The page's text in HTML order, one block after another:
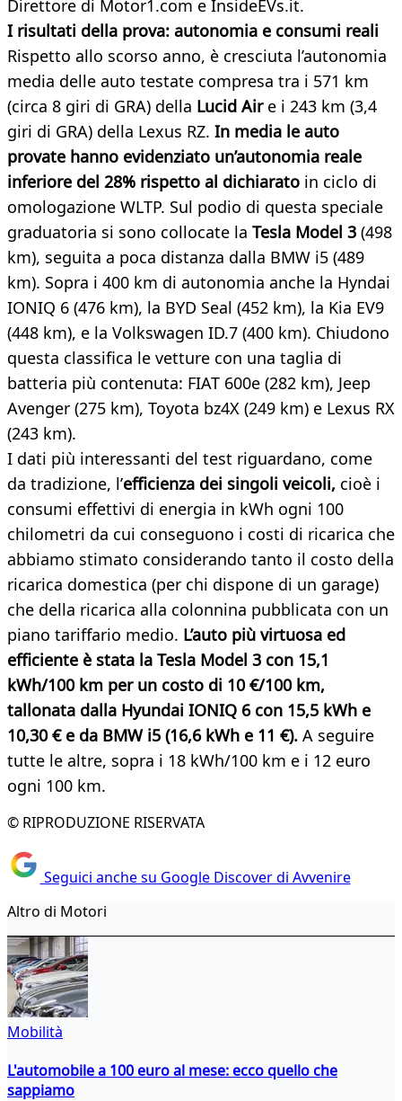
Direttore di Motor1.com e InsideEVs.it.
I risultati della prova: autonomia e consumi reali
Rispetto allo scorso anno, è cresciuta l’autonomia
media delle auto testate compresa tra i 571 km
(circa 8 giri di GRA) della Lucid Aire i 243 km (3,4
giri di GRA) della Lexus RZ. In media le auto
provate hanno evidenziato un’autonomia reale
inferiore del 28% rispetto al dichiarato in ciclo di
omologazione WLTP. Sul podio di questa speciale
graduatoria si sono collocate la Tesla Model 3 (498
km), seguita a poca distanza dalla BMW i5 (489
km). Sopra i 400 km di autonomia anche la Hyndai
IONIQ 6 (476 km), la BYD Seal (452 km), la Kia EV9
(448 km), e la Volkswagen ID.7 (400 km). Chiudono
questa classifica le vetture con una taglia di
batteria più contenuta: FIAT 600e (282 km), Jeep
Avenger (275 km), Toyota bz4X (249 km) e Lexus RX
(243 km).
I dati più interessanti del test riguardano, come
da tradizione, l’efficienza dei singoli veicoli, cioè i
consumi effettivi di energia in kWh ogni 100
chilometri da cui conseguono i costi di ricarica che
abbiamo stimato considerando tanto il costo della
ricarica domestica (per chi dispone di un garage)
che della ricarica alla colonnina pubblicata con un
piano tariffario medio. L’auto più virtuosa ed
efficiente è stata la Tesla Model 3 con 15,1
kWh/100 km per un costo di 10 €/100 km,
tallonata dalla Hyundai IONIQ 6 con 15,5 kWh e
10,30 € e da BMW i5 (16,6 kWh e 11 €). A seguire
tutte le altre, sopra i 18 kWh/100 km e i 12 euro
ogni 100 km.
© RIPRODUZIONE RISERVATA
Seguici anche su Google Discover di Avvenire
Altro di Motori
Mobilità
L'automobile a 100 euro al mese: ecco quello che
sappiamo